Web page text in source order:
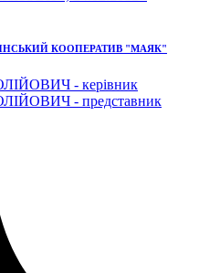
КООПЕРАТИВ "МАЯК"
- керівник
- представник